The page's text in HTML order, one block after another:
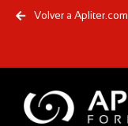
Volver a Apliter.com